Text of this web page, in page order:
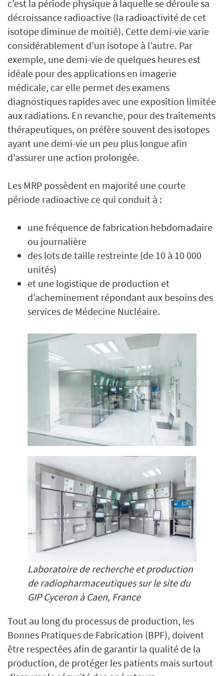
c’est la période physique à laquelle se déroule sa
décroissance radioactive (la radioactivité de cet
isotope diminue de moitié). Cette demi-vie varie
considérablement d’un isotope à l’autre. Par
exemple, une demi-vie de quelques heures est
idéale pour des applications en imagerie
médicale, car elle permet des examens
diagnostiques rapides avec une exposition limitée
aux radiations. En revanche, pour des traitements
thérapeutiques, on préfère souvent des isotopes
ayant une demi-vie un peu plus longue afin
d’assurer une action prolongée.
Les MRP possèdent en majorité une courte
période radioactive ce qui conduit à :
une fréquence de fabrication hebdomadaire
ou journalière
des lots de taille restreinte (de 10 à 10 000
unités)
et une logistique de production et
d’acheminement répondant aux besoins des
services de Médecine Nucléaire.
Laboratoire de recherche et production
de radiopharmaceutiques sur le site du
GIP Cyceron à Caen, France
Tout au long du processus de production, les
Bonnes Pratiques de Fabrication (BPF), doivent
être respectées afin de garantir la qualité de la
production, de protéger les patients mais surtout